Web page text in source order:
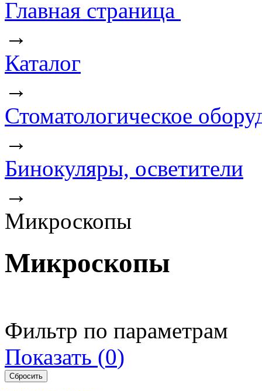
Главная страница
→
Каталог
→
Стоматологическое
→
Бинокуляры, осветители
→
Микроскопы
Микроскопы
Фильтр по параметрам
Показать (0)